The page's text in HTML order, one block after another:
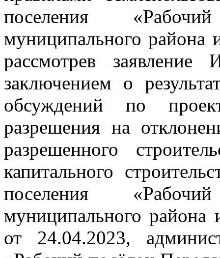
поселения
муниципального района
рассмотрев заявление
заключением о
обсуждений по
разрешения на
разрешенного
капитального
поселения
муниципального района
от 24.04.2023,